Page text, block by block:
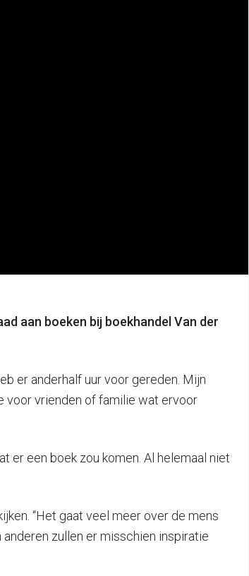
aan boeken bij boekhandel Van der
er anderhalf uur voor gereden. Mijn
voor vrienden of familie wat ervoor
er een boek zou komen. Al helemaal niet
“Het gaat veel meer over de mens
zullen er misschien inspiratie